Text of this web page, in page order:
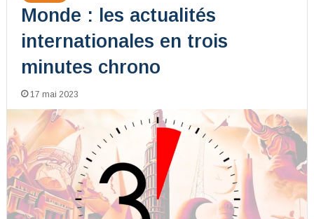
Monde : les actualités
internationales en trois
minutes chrono
17 mai 2023